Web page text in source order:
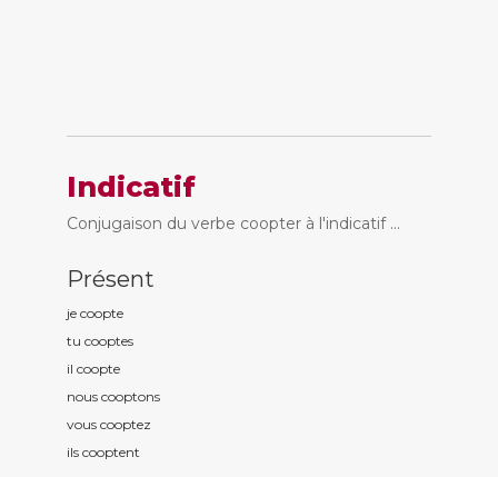
Indicatif
Conjugaison du verbe coopter à l'indicatif ...
Présent
je coopte
tu cooptes
il coopte
nous cooptons
vous cooptez
ils cooptent